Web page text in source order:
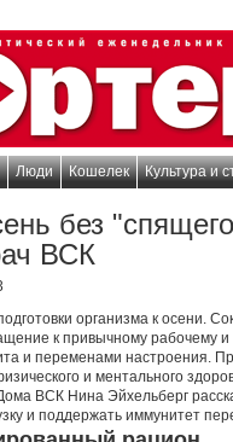
Люди Кошелек Культура и
без
ВСК
организма к осени.
к привычному рабочему
и переменами настроения.
и ментального
ВСК Нина Эйхельберг
и поддержать иммунитет